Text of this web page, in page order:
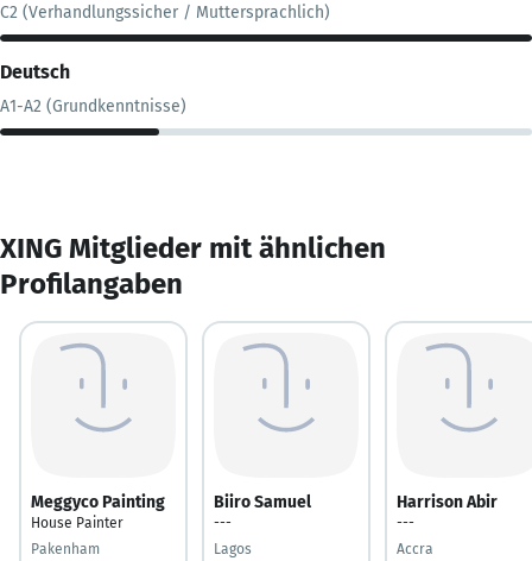
C2 (Verhandlungssicher / Muttersprachlich)
Deutsch
A1-A2 (Grundkenntnisse)
XING Mitglieder mit ähnlichen
Profilangaben
Meggyco Painting
House Painter
Pakenham
Biiro Samuel
---
Lagos
Harrison Abir
---
Accra